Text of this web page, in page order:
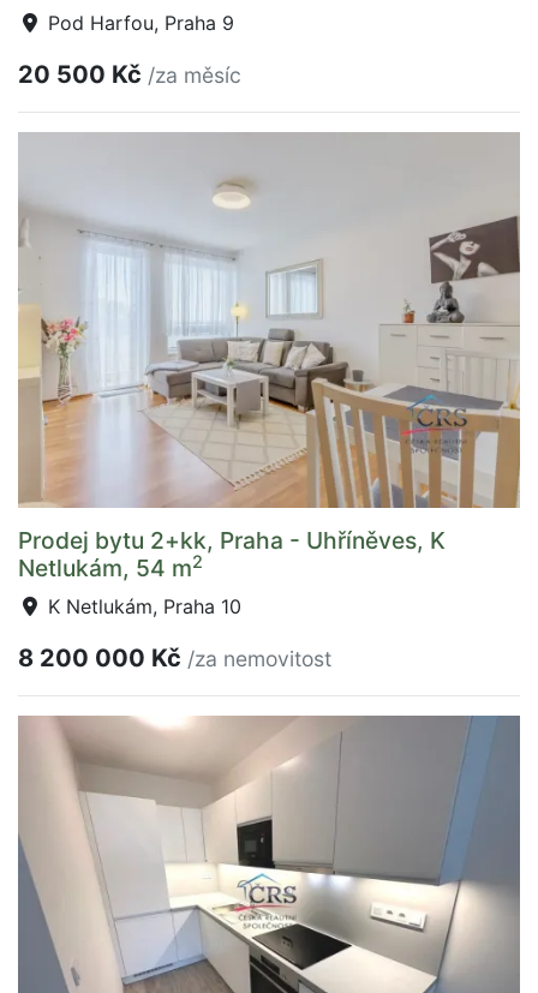
Pod Harfou, Praha 9
20 500 Kč /za měsíc
Prodej bytu 2+kk, Praha - Uhříněves, K
Netlukám, 54 m2
K Netlukám, Praha 10
8 200 000 Kč /za nemovitost